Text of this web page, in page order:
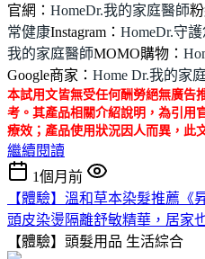
官網： HomeDr.我的家庭醫師
常健康Instagram： HomeDr.守
我的家庭醫師MOMO購物：
Google商家： Home Dr.我的家
本試用文皆無受任何酬勞絕無廣告
考。其產品相關介紹說明，為引用
療效；產品使用狀況因人而異，此
繼續閱讀
1個月前
【體驗】溫和草本染髮推薦
頭皮染燙隔離舒敏精華，居家
【體驗】頭髮用品 生活綜合